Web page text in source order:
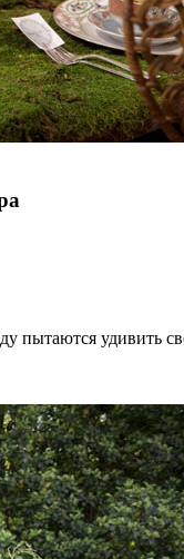
пытаются удивить